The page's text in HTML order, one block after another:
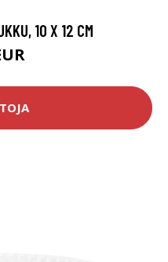
10 X 12 CM